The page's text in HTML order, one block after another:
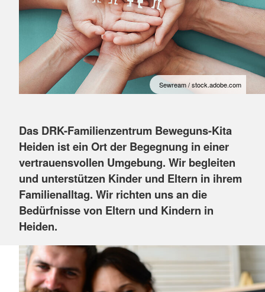
Sewream / stock.adobe.com
Das DRK-Familienzentrum Beweguns-Kita
Heiden ist ein Ort der Begegnung in einer
vertrauensvollen Umgebung. Wir begleiten
und unterstützen Kinder und Eltern in ihrem
Familienalltag. Wir richten uns an die
Bedürfnisse von Eltern und Kindern in
Heiden.